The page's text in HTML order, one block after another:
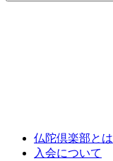
仏陀倶楽部とは
入会について